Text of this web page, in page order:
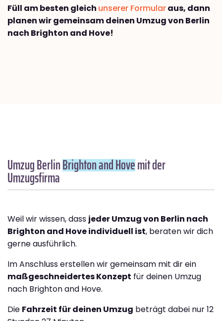
Füll am besten gleich unserer Formularaus, dann
planen wir gemeinsam deinen Umzug von Berlin
nach Brighton and Hove!
Umzug BerlinBrighton and Hovemit der
Umzugsfirma
Weil wir wissen, dass jeder Umzug von Berlin nach
Brighton and Hove individuell ist, beraten wir dich
gerne ausführlich.
Im Anschluss erstellen wir gemeinsam mit dir ein
maßgeschneidertes Konzept für deinen Umzug
nach Brighton and Hove.
Die Fahrzeit für deinen Umzug beträgt dabei nur 12